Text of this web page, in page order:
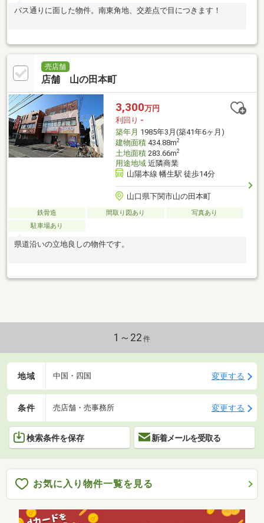
バス通りに面した物件。南東角地、交差点で目につきます！
売店舗
店舗 山の田本町
3,300万円
利回り -
築年月 1985年3月(築41年6ヶ月)
建物面積434.88m2
土地面積283.66m2
用途地域近隣商業
山陽本線 幡生駅 徒歩14分
山口県下関市山の田本町
鉄骨造 間取り図あり
写真あり
駐車場あり
県道沿いの立地良しの物件です。
1～22 件
地域 中国・四国 変更する
条件 売店舗・売事務所 変更する
検索条件を保存 新着メールを受取る
お気に入り物件一覧を見る